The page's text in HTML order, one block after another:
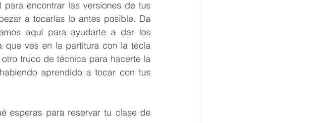
encontrar las versiones de tus
a tocarlas lo antes posible. Da
aquí para ayudarte a dar los
que ves en la partitura con la tecla
truco de técnica para hacerte la
aprendido a tocar con tus
esperas para reservar tu clase de